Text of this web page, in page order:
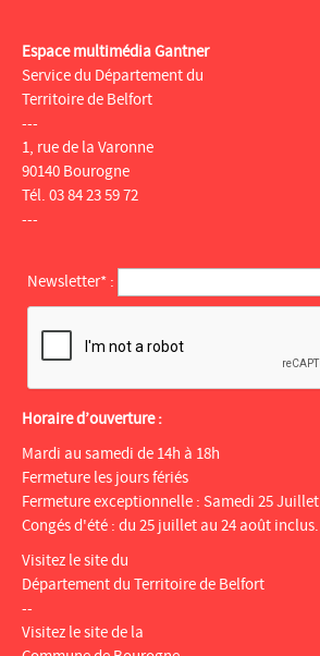
Espace multimédia Gantner
Service du Département du
Territoire de Belfort
---
1, rue de la Varonne
90140 Bourogne
Tél. 03 84 23 59 72
---
Newsletter* :
Horaire d’ouverture :
Mardi au samedi de 14h à 18h
Fermeture les jours fériés
Fermeture exceptionnelle : Samedi 25 Juillet
Congés d'été : du 25 juillet au 24 août inclus.
Visitez le site du
Département du Territoire de Belfort
--
Visitez le site de la